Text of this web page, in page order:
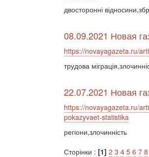
двосторонні
08.09.2021 Новая
https://novayagazeta.ru/
трудова
22.07.2021 Новая
https://novayagazeta.ru/
pokazyvaet-statistika
регіони,злочинність
Сторінки : [1] 2 3 4 5 6 7 8